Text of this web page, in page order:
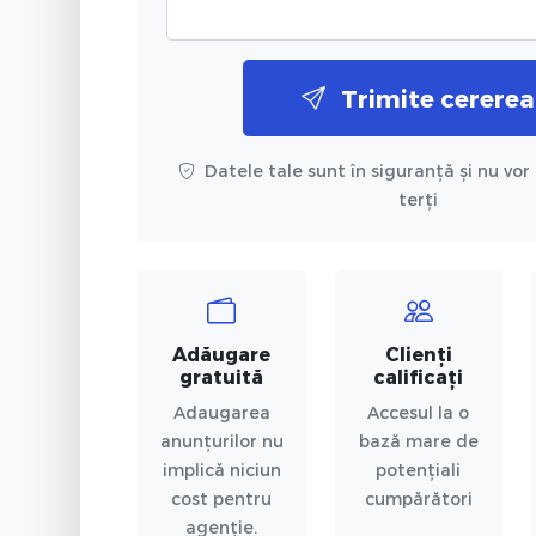
Trimite cererea
Datele tale sunt în siguranță și nu
terți
Adăugare
gratuită
Adaugarea
anunțurilor nu
implică niciun
cost pentru
agenție.
Clienți
calificați
Accesul la o
bază mare de
potențiali
cumpărători